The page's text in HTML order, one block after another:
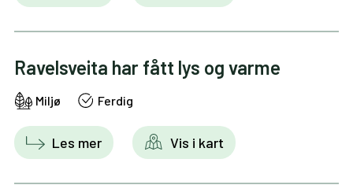
Ravelsveita har fått lys og varme
Miljø Ferdig
Les mer Vis i kart